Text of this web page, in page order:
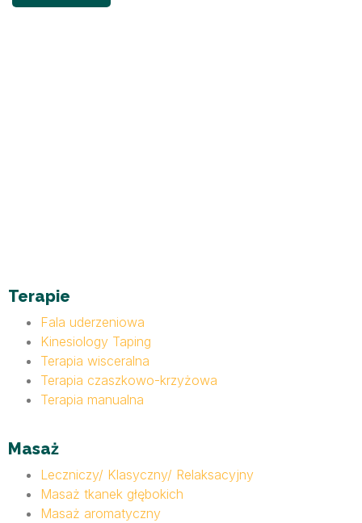
Terapie
Fala uderzeniowa
Kinesiology Taping
Terapia wisceralna
Terapia czaszkowo-krzyżowa
Terapia manualna
Masaż
Leczniczy/ Klasyczny/ Relaksacyjny
Masaż tkanek głębokich
Masaż aromatyczny